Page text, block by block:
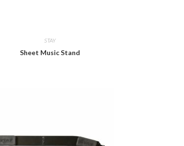
STAY
Sheet Music Stand